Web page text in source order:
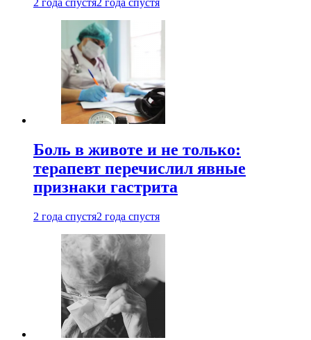
2 года спустя2 года спустя
Боль в животе и не только:
терапевт перечислил явные
признаки гастрита
2 года спустя2 года спустя